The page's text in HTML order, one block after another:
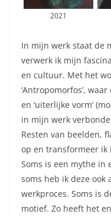
2021
In mijn werk staat de
verwerk ik mijn
en cultuur. Met het
‘Antropomorfos’,
en ‘uiterlijke vorm’
in mijn werk
Resten van beelden,
op en transformeer ik
Soms is een mythe in
soms heb ik deze
werkproces. Soms is
motief. Zo heeft het